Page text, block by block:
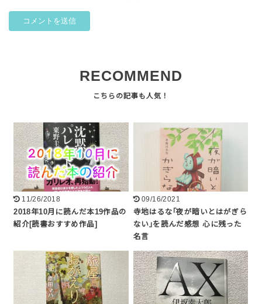
RECOMMEND
11/26/2018
2018年10月に読んだ本19作品の
紹介[読書おすすめ作品]
09/16/2021
寺地はるな｢夜が暗いとはがぎら
ない｣を読んだ感想 心に残った
名言